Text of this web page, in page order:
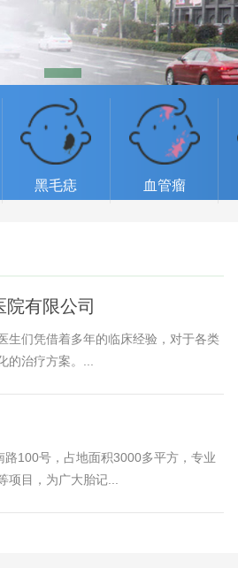
1
黑毛痣 血管瘤
有限公司
生们凭借着多年的临床经验，对于各类
治疗方案。...
100号，占地面积3000多平方，专业
目，为广大胎记...